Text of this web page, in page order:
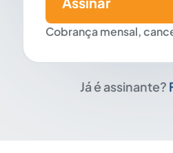
Cobrança mensal,
Já é assinante?